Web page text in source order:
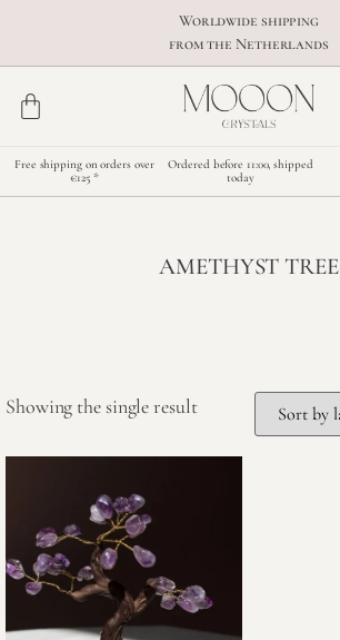
Worldwide shipping
from the Netherlands
Free shipping on orders over
€125 *
Ordered before 11:00, shipped
today
AMETHYST TREE
Showing the single result